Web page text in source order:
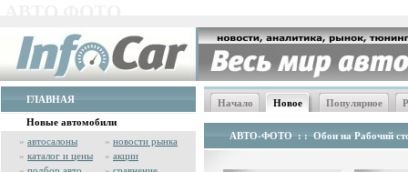
ГЛАВНАЯ
Новые автомобили
» автосалоны » новости рынка
» каталог и цены » акции
Начало Новое Популярное
АВТО-ФОТО : : Обои на Рабочий